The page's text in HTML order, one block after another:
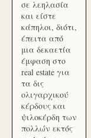
σε λεηλασία
και είστε
κάπηλοι, διότι,
έπειτα από
μια δεκαετία
έμφαση στο
real estate για
τα δις
ολιγαρχικού
κέρδους και
ψιλοκέρδη των
πολλών εκτός